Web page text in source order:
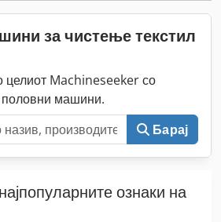
за чистење текстил
целиот Machineseeker со
машини.
Барај
ознаки на